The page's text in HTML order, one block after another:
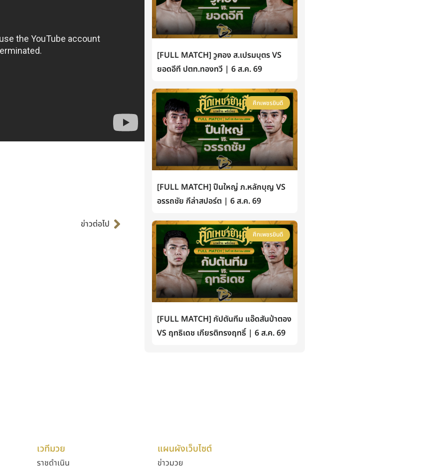
ข่าวต่อไป
[FULL MATCH] วูฅอง ส.เปรมบุตร VS
ยอดอีที ปตท.ทองทวี | 6 ส.ค. 69
ศึกเพชรยินดี
[FULL MATCH] ปืนใหญ่ ภ.หลักบุญ VS
อรรถชัย กีล่าสปอร์ต | 6 ส.ค. 69
ศึกเพชรยินดี
[FULL MATCH] กัปตันทีม แอ๊ดสันป่าตอง
VS ฤทธิเดช เกียรติทรงฤทธิ์ | 6 ส.ค. 69
เวทีมวย
ราชดำเนิน
แผนผังเว็บไซต์
ข่าวมวย